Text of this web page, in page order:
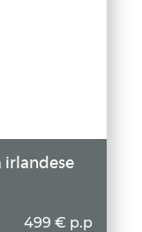
irlandese
499 € p.p